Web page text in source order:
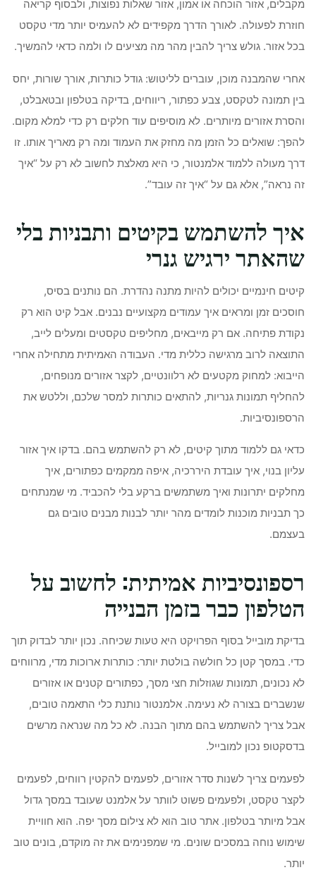
מקבלים, אזור הוכחה או אמון, אזור שאלות נפוצות, ולבסוף קריאה
חוזרת לפעולה. לאורך הדרך מקפידים לא להעמיס יותר מדי טקסט
בכל אזור. גולש צריך להבין מהר מה מציעים לו ולמה כדאי להמשיך.
אחרי שהמבנה מוכן, עוברים לליטוש: גודל כותרות, אורך שורות, יחס
בין תמונה לטקסט, צבע כפתור, ריווחים, בדיקה בטלפון ובטאבלט,
והסרת אזורים מיותרים. לא מוסיפים עוד חלקים רק כדי למלא מקום.
להפך: שואלים כל הזמן מה מחזק את העמוד ומה רק מאריך אותו. זו
דרך מעולה ללמוד אלמנטור, כי היא מאלצת לחשוב לא רק על “איך
זה נראה”, אלא גם על “איך זה עובד”.
איך להשתמש בקיטים ותבניות בלי
שהאתר ירגיש גנרי
קיטים חינמיים יכולים להיות מתנה נהדרת. הם נותנים בסיס,
חוסכים זמן ומראים איך עמודים מקצועיים נבנים. אבל קיט הוא רק
נקודת פתיחה. אם רק מייבאים, מחליפים טקסטים ומעלים לייב,
התוצאה לרוב מרגישה כללית מדי. העבודה האמיתית מתחילה אחרי
הייבוא: למחוק מקטעים לא רלוונטיים, לקצר אזורים מנופחים,
להחליף תמונות גנריות, להתאים כותרות למסר שלכם, וללטש את
הרספונסיביות.
כדאי גם ללמוד מתוך קיטים, לא רק להשתמש בהם. בדקו איך אזור
עליון בנוי, איך עובדת היררכיה, איפה ממקמים כפתורים, איך
מחלקים יתרונות ואיך משתמשים ברקע בלי להכביד. מי שמנתחים
כך תבניות מוכנות לומדים מהר יותר לבנות מבנים טובים גם
בעצמם.
רספונסיביות אמיתית: לחשוב על
הטלפון כבר בזמן הבנייה
בדיקת מובייל בסוף הפרויקט היא טעות שכיחה. נכון יותר לבדוק תוך
כדי. במסך קטן כל חולשה בולטת יותר: כותרות ארוכות מדי, מרווחים
לא נכונים, תמונות שגוזלות חצי מסך, כפתורים קטנים או אזורים
שנשברים בצורה לא נעימה. אלמנטור נותנת כלי התאמה טובים,
אבל צריך להשתמש בהם מתוך הבנה. לא כל מה שנראה מרשים
בדסקטופ נכון למובייל.
לפעמים צריך לשנות סדר אזורים, לפעמים להקטין רווחים, לפעמים
לקצר טקסט, ולפעמים פשוט לוותר על אלמנט שעובד במסך גדול
אבל מיותר בטלפון. אתר טוב הוא לא צילום מסך יפה. הוא חוויית
שימוש נוחה במסכים שונים. מי שמפנימים את זה מוקדם, בונים טוב
יותר.